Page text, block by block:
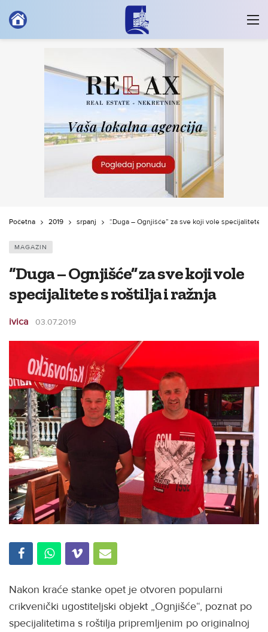
Početna 2019 srpanj “Duga – Ognjišće” za sve koji vole specijalitete
MAGAZIN
“Duga – Ognjišće” za sve koji vole
specijalitete s roštilja i ražnja
ivica 03.07.2019
Nakon kraće stanke opet je otvoren popularni
crikvenički ugostiteljski objekt „Ognjišće“, poznat po
specijalitetima s roštilja pripremljenim po originalnoj